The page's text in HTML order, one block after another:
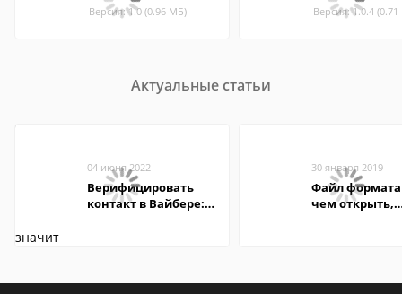
Версия: 1.0 (0.96 МБ) Версия: 1.0.4
Актуальные статьи
04 июня 2022
Верифицировать
контакт в Вайбере:
30 января 2019
Файл формата
чем открыть,